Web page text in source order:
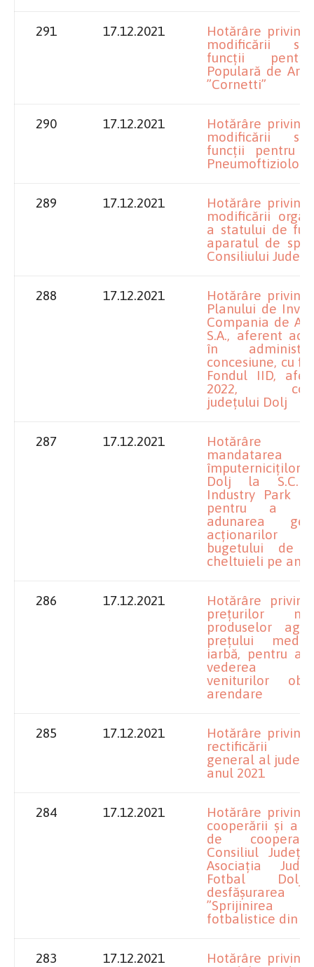
291 17.12.2021
Hotărâre privind
modificării
funcții
Populară de
”Cornetti”
290 17.12.2021
Hotărâre privind
modificării
funcții pentru
289 17.12.2021
Hotărâre privind
modificării
a statului de
aparatul de
Consiliului
288 17.12.2021
Hotărâre privind
Planului de
Compania de
S.A., aferent
în
concesiune, cu
Fondul IID,
2022,
județului Dolj
287 17.12.2021
Hotărâre
mandatarea
împuterniciților
Dolj la S.C.
Industry Park
pentru a
adunarea
acționarilor
bugetului de
cheltuieli pe
286 17.12.2021
Hotărâre
prețurilor
produselor
prețului
iarbă, pentru
vederea
veniturilor
arendare
285 17.12.2021
Hotărâre privind
rectificării
general al
anul 2021
284 17.12.2021
Hotărâre privind
cooperării și a
de
Consiliul
Asociația
Fotbal
desfășurarea
”Sprijinirea
fotbalistice din
283 17.12.2021
Hotărâre privind